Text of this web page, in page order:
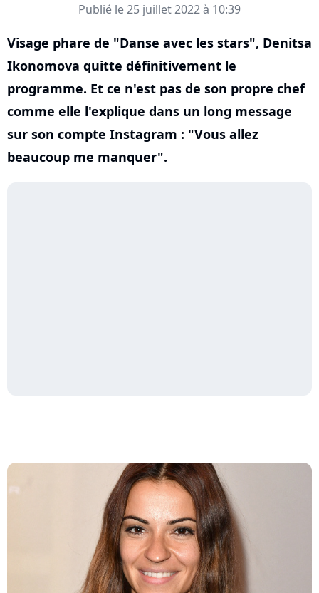
Publié le 25 juillet 2022 à 10:39
Visage phare de "Danse avec les stars", Denitsa
Ikonomova quitte définitivement le
programme. Et ce n'est pas de son propre chef
comme elle l'explique dans un long message
sur son compte Instagram : "Vous allez
beaucoup me manquer".